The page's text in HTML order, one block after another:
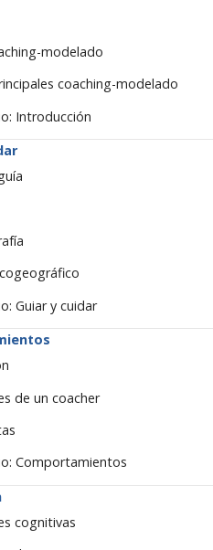
modelado
coaching-modelado
Introducción
Guiar y cuidar
de un coacher
Comportamientos
cognitivas